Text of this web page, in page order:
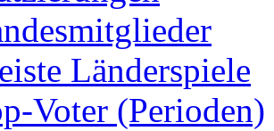
Länderspiele
Voter (Perioden)